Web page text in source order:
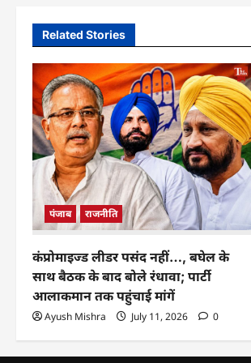
Related Stories
पंजाब राजनीति
कंप्रोमाइज्ड लीडर पसंद नहीं…, बघेल के
साथ बैठक के बाद बोले रंधावा; पार्टी
आलाकमान तक पहुंचाई मांगें
Ayush Mishra July 11, 2026 0